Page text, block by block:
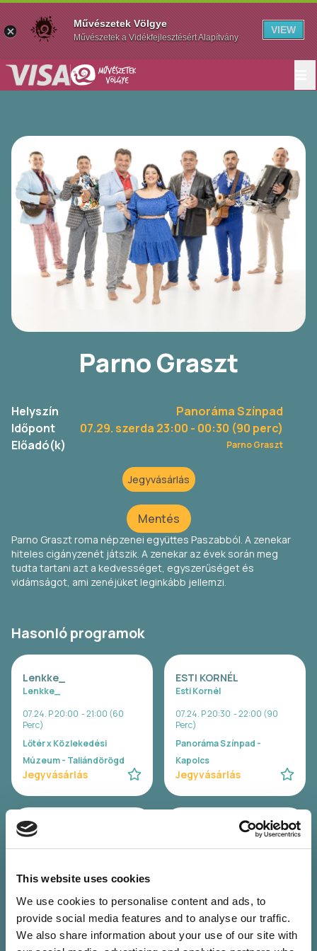
This website uses cookies
We use cookies to personalise content and ads, to
provide social media features and to analyse our traffic.
We also share information about your use of our site with
Parno Graszt
Helyszín
Panoráma Színpad
Időpont
07.29. szerda 23:00 - 00:30 (90 perc)
Előadó(k)
Parno Graszt
Jegyvásárlás
Mentés
Parno Graszt roma népzenei együttes Paszabból. A zenekar
hiteles cigányzenét játszik. A zenekar az évek során meg
tudta tartani azt a kedvességet, egyszerűséget és
vidámságot, ami zenéjüket leginkább jellemzi.
Hasonló programok
Lenkke_
Lenkke_
07.24. P 20:00 - 21:00 (60
Perc)
Lőtér x Közlekedési
Múzeum - Taliándörögd
Jegyvásárlás
ESTI KORNÉL
Esti Kornél
07.24. P 20:30 - 22:00 (90
Perc)
Panoráma Színpad -
Kapolcs
Jegyvásárlás
SISI
Perc)
Lőtér x Közlekedési
Múzeum - Taliándörögd
Panoráma Színpad -
Kapolcs
Jegyvásárlás
Művészetek Völgye
Művészetek a Vidékfejlesztésért Alapítvány
VIEW